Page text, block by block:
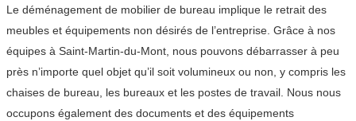
Le déménagement de mobilier de bureau implique le retrait des
meubles et équipements non désirés de l’entreprise. Grâce à nos
équipes à Saint-Martin-du-Mont, nous pouvons débarrasser à peu
près n’importe quel objet qu’il soit volumineux ou non, y compris les
chaises de bureau, les bureaux et les postes de travail. Nous nous
occupons également des documents et des équipements